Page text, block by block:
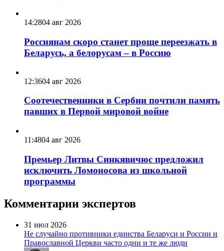
14:2804 авг 2026
Россиянам скоро станет проще переезжать в
Беларусь, а белорусам – в Россию
12:3604 авг 2026
Соотечественники в Сербии почтили память
павших в Первой мировой войне
11:4804 авг 2026
Премьер Литвы Синкявичюс предложил
исключить Ломоносова из школьной
программы
Комментарии экспертов
31 июл 2026
Не случайно противники единства Беларуси и России и
Православной Церкви часто одни и те же люди